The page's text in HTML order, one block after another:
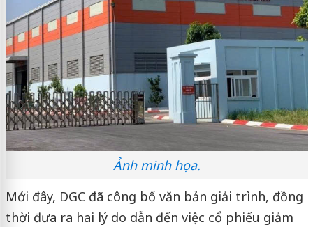
Ảnh minh họa.
Mới đây, DGC đã công bố văn bản giải trình, đồng
thời đưa ra hai lý do dẫn đến việc cổ phiếu giảm